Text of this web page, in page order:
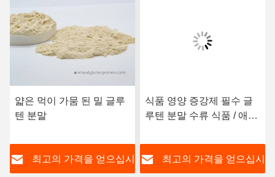
얇은 먹이 가뭄 된 밀 글루
텐 분말
최고의 가격을 얻으십시
식품 영양 증강제 필수 글
루텐 분말 수류 식품 / 애완
최고의 가격을 얻으십시